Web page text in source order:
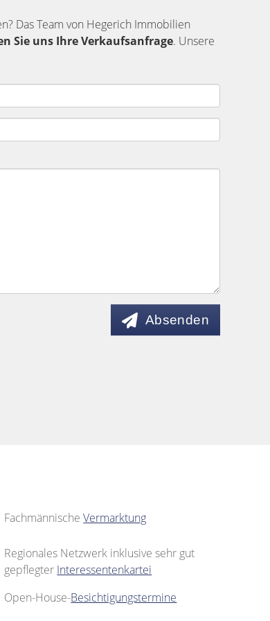
Das Team von Hegerich Immobilien
Sie uns Ihre Verkaufsanfrage. Unsere
Absenden
FachmännischeVermarktung
Regionales Netzwerk inklusive sehr gut
gepflegter Interessentenkartei
Open-House-Besichtigungstermine